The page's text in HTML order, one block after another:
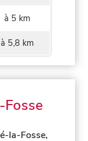
à 5 km
à 5,8 km
la-Fosse,